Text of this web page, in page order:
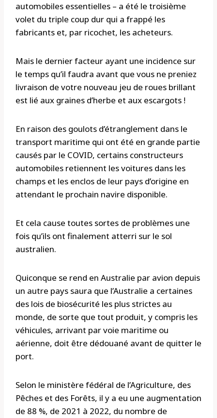
automobiles essentielles – a été le troisième
volet du triple coup dur qui a frappé les
fabricants et, par ricochet, les acheteurs.
Mais le dernier facteur ayant une incidence sur
le temps qu’il faudra avant que vous ne preniez
livraison de votre nouveau jeu de roues brillant
est lié aux graines d’herbe et aux escargots !
En raison des goulots d’étranglement dans le
transport maritime qui ont été en grande partie
causés par le COVID, certains constructeurs
automobiles retiennent les voitures dans les
champs et les enclos de leur pays d’origine en
attendant le prochain navire disponible.
Et cela cause toutes sortes de problèmes une
fois qu’ils ont finalement atterri sur le sol
australien.
Quiconque se rend en Australie par avion depuis
un autre pays saura que l’Australie a certaines
des lois de biosécurité les plus strictes au
monde, de sorte que tout produit, y compris les
véhicules, arrivant par voie maritime ou
aérienne, doit être dédouané avant de quitter le
port.
Selon le ministère fédéral de l’Agriculture, des
Pêches et des Forêts, il y a eu une augmentation
de 88 %, de 2021 à 2022, du nombre de